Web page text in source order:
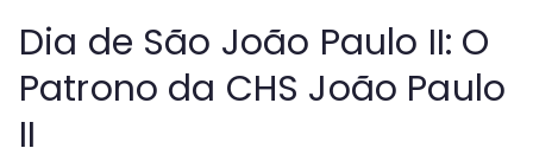
Dia de São João Paulo II: O
Patrono da CHS João Paulo
II